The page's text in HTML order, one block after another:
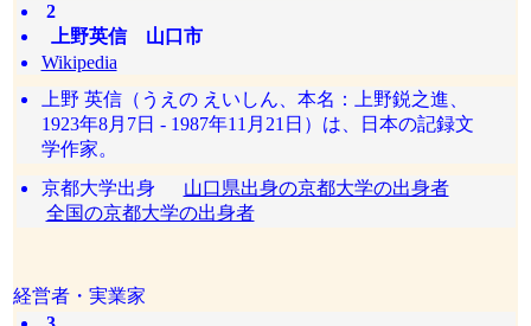
2
上野英信 山口市
Wikipedia
上野 英信（うえの えいしん、本名：上野鋭之進、
1923年8月7日 - 1987年11月21日）は、日本の記録文
学作家。
京都大学出身 山口県出身の京都大学の出身者
全国の京都大学の出身者
経営者・実業家